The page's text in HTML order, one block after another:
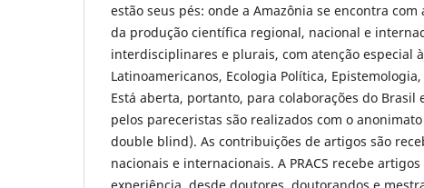
estão seus pés: onde a Amazônia se encontra
da produção científica regional, nacional e
interdisciplinares e plurais, com atenção especial
Latinoamericanos, Ecologia Política,
Está aberta, portanto, para colaborações do
pelos pareceristas são realizados com o
double blind). As contribuições de artigos são
nacionais e internacionais. A PRACS recebe